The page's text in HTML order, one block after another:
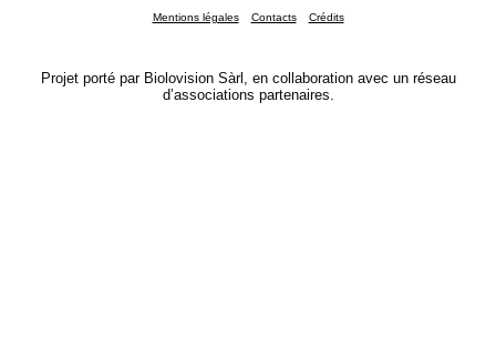
Mentions légales Contacts Crédits
Projet porté par Biolovision Sàrl, en collaboration avec un réseau
d’associations partenaires.